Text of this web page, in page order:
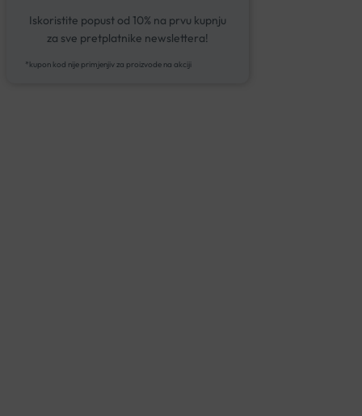
Iskoristite popust od 10% na prvu kupnju
za sve pretplatnike newslettera!
*kupon kod nije primjenjiv za proizvode na akciji